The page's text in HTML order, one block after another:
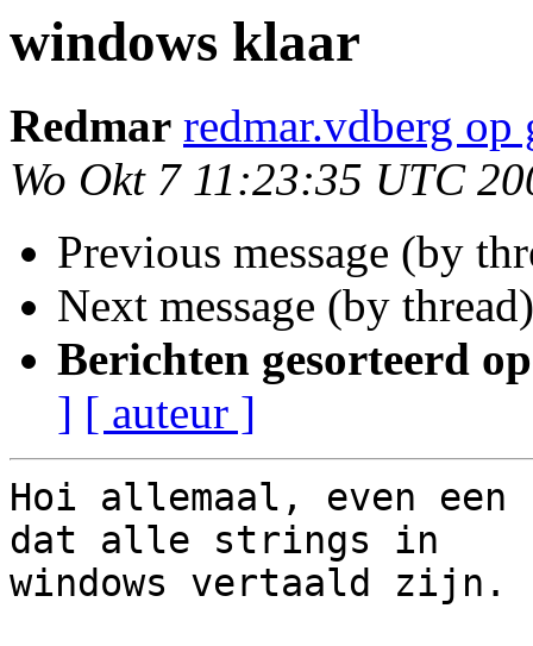
windows klaar
Redmar redmar.vdberg op
Wo Okt 7 11:23:35 UTC
Previous message (by
Next message (by
Berichten gesorteerd
] [ auteur ]
Hoi allemaal, even
dat alle strings in
windows vertaald zijn.